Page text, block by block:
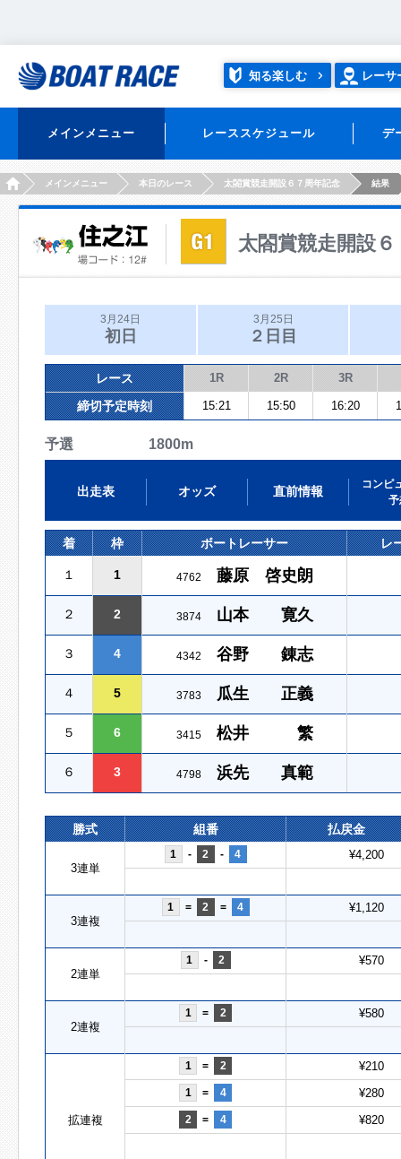
知る楽しむ レーサ
メインメニュー レーススケジュール デ
HOMEメインメニュー 本日のレース 太閤賞競走開設６７周年記念 結果
太閤賞競走開設
3月24日
初日
3月25日
２日目
レース 1R 2R 3R
締切予定時刻 15:21 15:50 16:20
予選 1800m
出走表 オッズ 直前情報
コンピ
予
着 枠 ボートレーサー レ
１ 1 4762 藤原 啓史朗
２ 2 3874 山本 寛久
３ 4 4342 谷野 錬志
４ 5 3783 瓜生 正義
５ 6 3415 松井 繁
６ 3 4798 浜先 真範
勝式 組番 払戻金
3連単
1 - 2 - 4 ¥4,200
3連複
1 = 2 = 4 ¥1,120
2連単
1 - 2 ¥570
2連複
1 = 2 ¥580
拡連複
1 = 2 ¥210
1 = 4 ¥280
2 = 4 ¥820